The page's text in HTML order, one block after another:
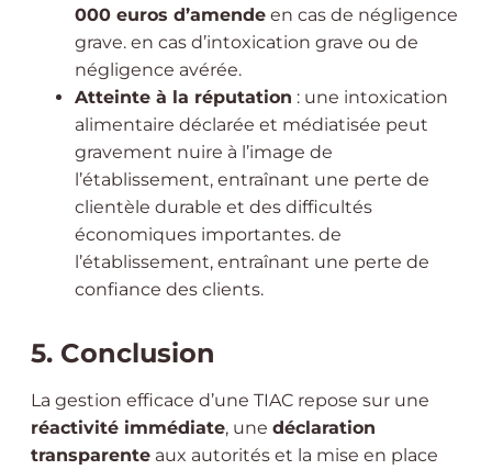
000 euros d’amende en cas de négligence
grave. en cas d’intoxication grave ou de
négligence avérée.
Atteinte à la réputation : une intoxication
alimentaire déclarée et médiatisée peut
gravement nuire à l’image de
l’établissement, entraînant une perte de
clientèle durable et des difficultés
économiques importantes. de
l’établissement, entraînant une perte de
confiance des clients.
5. Conclusion
La gestion efficace d’une TIAC repose sur une
réactivité immédiate, une déclaration
transparente aux autorités et la mise en place